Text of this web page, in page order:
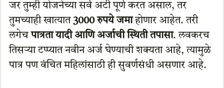
जर तुम्ही योजनेच्या सर्व अटी पूर्ण करत असाल, तर
तुमच्याही खात्यात 3000 रुपये जमाहोणार आहेत. तरी
लगेचपात्रता यादी आणि अर्जाची स्थिती तपासा. लवकरच
तिसऱ्या टप्प्यात नवीन अर्ज घेण्याची शक्यता आहे, त्यामुळे
पात्र पण वंचित महिलांसाठी ही सुवर्णसंधी असणार आहे.